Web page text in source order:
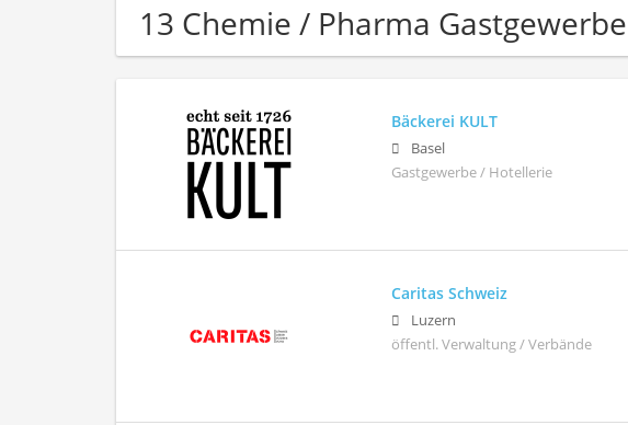
13 Chemie / Pharma
Bäckerei KULT
Basel
Gastgewerbe / Hotellerie
Caritas Schweiz
Luzern
öffentl. Verwaltung / Verbände